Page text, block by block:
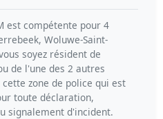
est compétente pour 4
Woluwe-Saint-
soyez résident de
de l'une des 2 autres
zone de police qui est
toute déclaration,
signalement d'incident.